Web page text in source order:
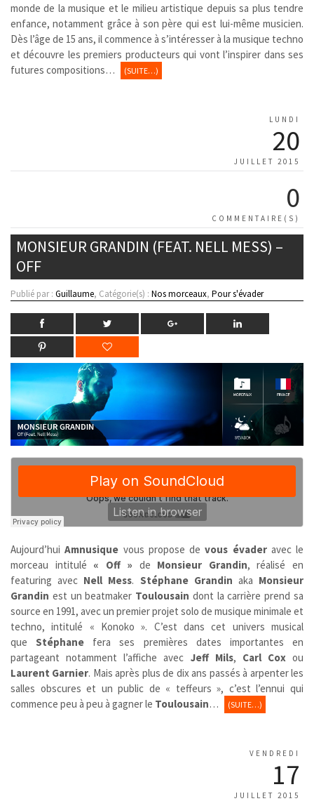
monde de la musique et le milieu artistique depuis sa plus tendre
enfance, notamment grâce à son père qui est lui-même musicien.
Dès l’âge de 15 ans, il commence à s’intéresser à la musique techno
et découvre les premiers producteurs qui vont l’inspirer dans ses
futures compositions…
(SUITE…)
LUNDI
20
JUILLET 2015
0
COMMENTAIRE(S)
MONSIEUR GRANDIN (FEAT. NELL MESS) –
OFF
Publié par : Guillaume, Catégorie(s) : Nos morceaux, Pour s'évader
Aujourd’huiAmnusique vous propose devous évaderavec le
morceau intitulé « Off » de Monsieur Grandin, réalisé en
featuring avec Nell Mess. Stéphane Grandin aka Monsieur
Grandin est un beatmaker Toulousain dont la carrière prend sa
source en 1991, avec un premier projet solo de musique minimale et
techno, intitulé « Konoko ». C’est dans cet univers musical
queStéphane fera ses premières dates importantes en
partageant notamment l’affiche avec Jeff Mils, Carl Cox ou
Laurent Garnier. Mais après plus de dix ans passés à arpenter les
salles obscures et un public de « teffeurs », c’est l’ennui qui
commence peu à peu à gagner le Toulousain… (SUITE…)
VENDREDI
17
JUILLET 2015